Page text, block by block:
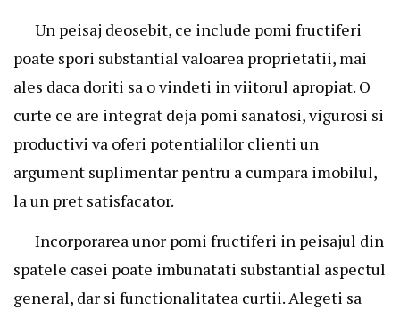
Un peisaj deosebit, ce include pomi fructiferi
poate spori substantial valoarea proprietatii, mai
ales daca doriti sa o vindeti in viitorul apropiat. O
curte ce are integrat deja pomi sanatosi, vigurosi si
productivi va oferi potentialilor clienti un
argument suplimentar pentru a cumpara imobilul,
la un pret satisfacator.
Incorporarea unor pomi fructiferi in peisajul din
spatele casei poate imbunatati substantial aspectul
general, dar si functionalitatea curtii. Alegeti sa